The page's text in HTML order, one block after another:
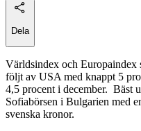
Dela
Världsindex och Europaindex
följt av USA med knappt 5
4,5 procent i december. Bäst
Sofiabörsen i Bulgarien med
svenska kronor.